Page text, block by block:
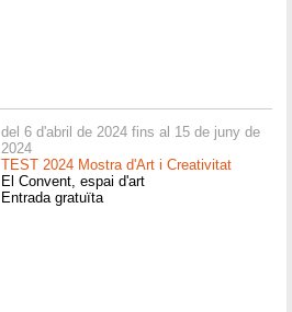
del 6 d'abril de 2024 fins al 15 de juny de
2024
TEST 2024 Mostra d'Art i Creativitat
El Convent, espai d'art
Entrada gratuïta